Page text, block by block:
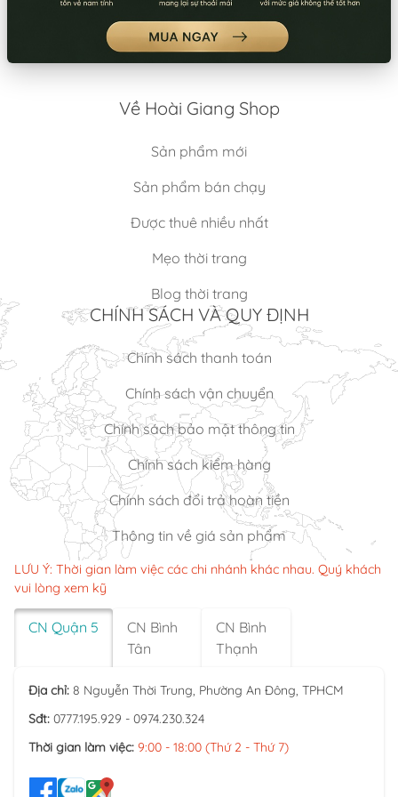
THÀNH KHAI TRƯƠNG (XANH
390.000/Áo
MÀU TRẮNG GẠO (BỘ)
Thuê:
200.000/Bộ
Bán:
700.000/Bộ
Về Hoài Giang Shop
Sản phẩm mới
Sản phẩm bán chạy
Được thuê nhiều nhất
Mẹo thời trang
Blog thời trang
CHÍNH SÁCH VÀ QUY ĐỊNH
Chính sách thanh toán
Chính sách vận chuyển
Chính sách bảo mật thông tin
Chính sách kiểm hàng
Chính sách đổi trả hoàn tiền
Thông tin về giá sản phẩm
LƯU Ý: Thời gian làm việc các chi nhánh khác nhau. Quý khách
vui lòng xem kỹ
CN Quận 5
CN Bình
Tân
CN Bình
Thạnh
Địa chỉ: 8 Nguyễn Thời Trung, Phường An Đông, TPHCM
Sđt: 0777.195.929 - 0974.230.324
Thời gian làm việc: 9:00 - 18:00 (Thứ 2 - Thứ 7)